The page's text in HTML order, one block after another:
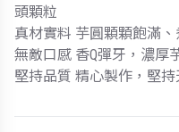
頭顆粒
真材實料 芋圓顆顆飽滿
無敵口感 香Q彈牙，濃厚
堅持品質 精心製作，堅